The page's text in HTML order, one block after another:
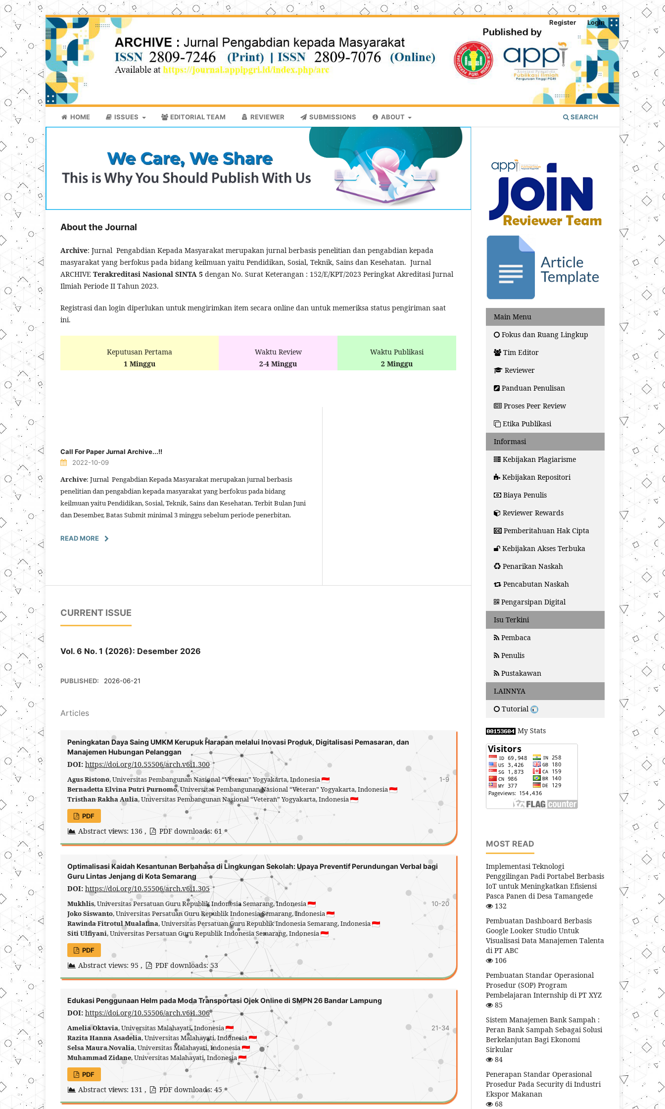
HOME ISSUES EDITORIAL TEAM REVIEWER SUBMISSIONS ABOUT SEARCH
Register Login
About the Journal
Archive: Jurnal Pengabdian Kepada Masyarakat merupakan jurnal berbasis penelitian dan pengabdian kepada
masyarakat yang berfokus pada bidang keilmuan yaitu Pendidikan, Sosial, Teknik, Sains dan Kesehatan. Jurnal
ARCHIVE Terakreditasi Nasional SINTA 5 dengan No. Surat Keterangan : 152/E/KPT/2023 Peringkat Akreditasi Jurnal
Ilmiah Periode II Tahun 2023.
Registrasi dan login diperlukan untuk mengirimkan item secara online dan untuk memeriksa status pengiriman saat
ini.
Keputusan Pertama
1 Minggu
Waktu Review
2-4 Minggu
Waktu Publikasi
2 Minggu
Call For Paper Jurnal Archive...!!
2022-10-09
Archive: Jurnal Pengabdian Kepada Masyarakat merupakan jurnal berbasis
penelitian dan pengabdian kepada masyarakat yang berfokus pada bidang
keilmuan yaitu Pendidikan, Sosial, Teknik, Sains dan Kesehatan. Terbit Bulan Juni
dan Desember, Batas Submit minimal 3 minggu sebelum periode penerbitan.
READ MORE
CURRENT ISSUE
Vol. 6 No. 1 (2026): Desember 2026
PUBLISHED: 2026-06-21
Articles
Peningkatan Daya Saing UMKM Kerupuk Harapan melalui Inovasi Produk, Digitalisasi Pemasaran, dan
Manajemen Hubungan Pelanggan
DOI: https://doi.org/10.55506/arch.v6i1.300
Agus Ristono, Universitas Pembangunan Nasional “Veteran” Yogyakarta, Indonesia
Bernadetta Elvina Putri Purnomo, Universitas Pembangunan Nasional “Veteran” Yogyakarta, Indonesia
Tristhan Rakha Aulia, Universitas Pembangunan Nasional “Veteran” Yogyakarta, Indonesia
1-9
PDF
Abstract views: 136 , PDF downloads: 61
Optimalisasi Kaidah Kesantunan Berbahasa di Lingkungan Sekolah: Upaya Preventif Perundungan Verbal bagi
Guru Lintas Jenjang di Kota Semarang
DOI: https://doi.org/10.55506/arch.v6i1.305
Mukhlis, Universitas Persatuan Guru Republik Indonesia Semarang, Indonesia
Joko Siswanto, Universitas Persatuan Guru Republik Indonesia Semarang, Indonesia
Rawinda Fitrotul Mualafina, Universitas Persatuan Guru Republik Indonesia Semarang, Indonesia
Siti Ulfiyani, Universitas Persatuan Guru Republik Indonesia Semarang, Indonesia
10-20
PDF
Abstract views: 95 , PDF downloads: 53
Edukasi Penggunaan Helm pada Moda Transportasi Ojek Online di SMPN 26 Bandar Lampung
DOI: https://doi.org/10.55506/arch.v6i1.306
Amelia Oktavia, Universitas Malahayati, Indonesia
Razita Hanna Asadelia, Universitas Malahayati, Indonesia
Selsa Maura Novalia, Universitas Malahayati, Indonesia
Muhammad Zidane, Universitas Malahayati, Indonesia
21-34
PDF
Abstract views: 131 , PDF downloads: 45
Main Menu
Fokus dan Ruang Lingkup
Tim Editor
Reviewer
Panduan Penulisan
Proses Peer Review
Etika Publikasi
Informasi
Kebijakan Plagiarisme
Kebijakan Repositori
Biaya Penulis
Reviewer Rewards
Pemberitahuan Hak Cipta
Kebijakan Akses Terbuka
Penarikan Naskah
Pencabutan Naskah
Pengarsipan Digital
Isu Terkini
Pembaca
Penulis
Pustakawan
LAINNYA
Tutorial
My Stats
MOST READ
Implementasi Teknologi
Penggilingan Padi Portabel Berbasis
IoT untuk Meningkatkan Efisiensi
Pasca Panen di Desa Tamangede
132
Pembuatan Dashboard Berbasis
Google Looker Studio Untuk
Visualisasi Data Manajemen Talenta
di PT ABC
106
Pembuatan Standar Operasional
Prosedur (SOP) Program
Pembelajaran Internship di PT XYZ
85
Sistem Manajemen Bank Sampah :
Peran Bank Sampah Sebagai Solusi
Berkelanjutan Bagi Ekonomi
Sirkular
84
Penerapan Standar Operasional
Prosedur Pada Security di Industri
Ekspor Makanan
68